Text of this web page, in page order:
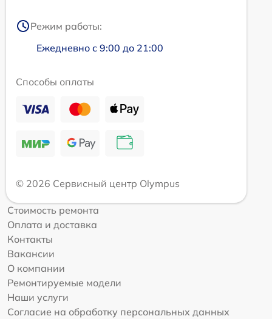
Режим работы:
Ежедневно с 9:00 до 21:00
Способы оплаты
© 2026 Сервисный центр Olympus
Стоимость ремонта
Оплата и доставка
Контакты
Вакансии
О компании
Ремонтируемые модели
Наши услуги
Согласие на обработку персональных данных